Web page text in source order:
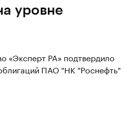
уровне
«Эксперт РА» подтвердило
ПАО "НК "Роснефть"